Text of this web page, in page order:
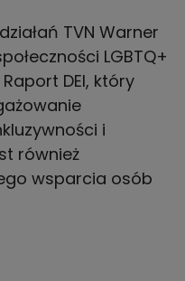
TVN Warner
LGBTQ+
DEI, który
i
również
wsparcia osób